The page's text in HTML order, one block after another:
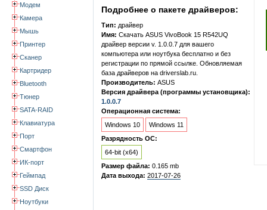
Модем
Камера
Мышь
Принтер
Сканер
Картридер
Bluetooth
Тюнер
SATA-RAID
Клавиатура
Порт
Смартфон
ИК-порт
Геймпад
SSD Диск
Ноутбуки
Подробнее о пакете драйверов:
Тип: драйвер
Имя: Скачать ASUS VivoBook 15 R542UQ
драйвер версии v. 1.0.0.7 для вашего
компьютера или ноутбука бесплатно и без
регистрации по прямой ссылке. Обновляемая
база драйверов на driverslab.ru.
Производитель: ASUS
Версия драйвера (программы установщика):
1.0.0.7
Операционная система:
Windows 10
Windows 11
Разрядность ОС:
64-bit (x64)
Размер файла: 0.165 mb
Дата выхода: 2017-07-26